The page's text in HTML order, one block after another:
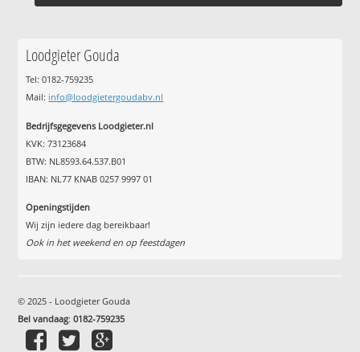
Loodgieter Gouda
Tel: 0182-759235
Mail: info@loodgietergoudabv.nl
Bedrijfsgegevens Loodgieter.nl
KVK: 73123684
BTW: NL8593.64.537.B01
IBAN: NL77 KNAB 0257 9997 01
Openingstijden
Wij zijn iedere dag bereikbaar!
Ook in het weekend en op feestdagen
© 2025 - Loodgieter Gouda
Bel vandaag:0182-759235